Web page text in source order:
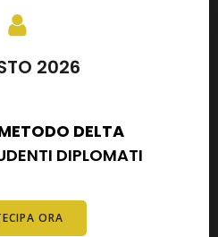
2026
DELTA
DIPLOMATI
ORA